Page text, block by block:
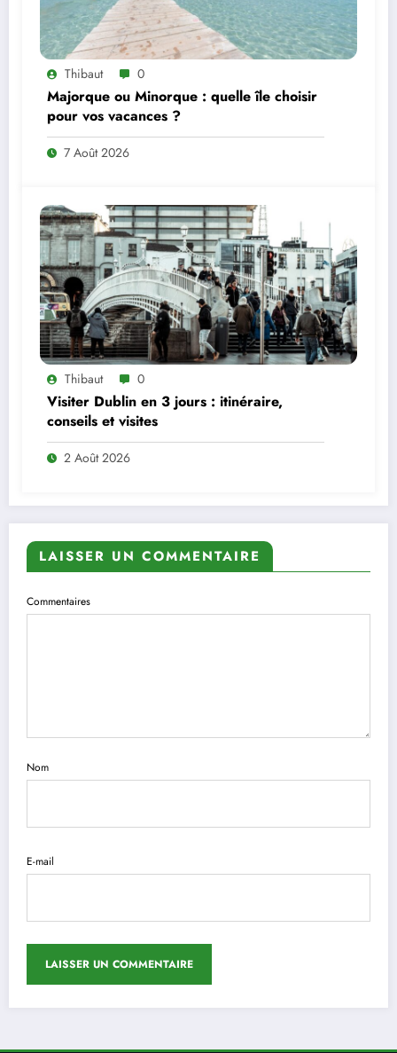
Thibaut 0
Majorque ou Minorque : quelle île choisir
pour vos vacances ?
7 Août 2026
Thibaut 0
Visiter Dublin en 3 jours : itinéraire,
conseils et visites
2 Août 2026
LAISSER UN COMMENTAIRE
Commentaires
Nom
E-mail